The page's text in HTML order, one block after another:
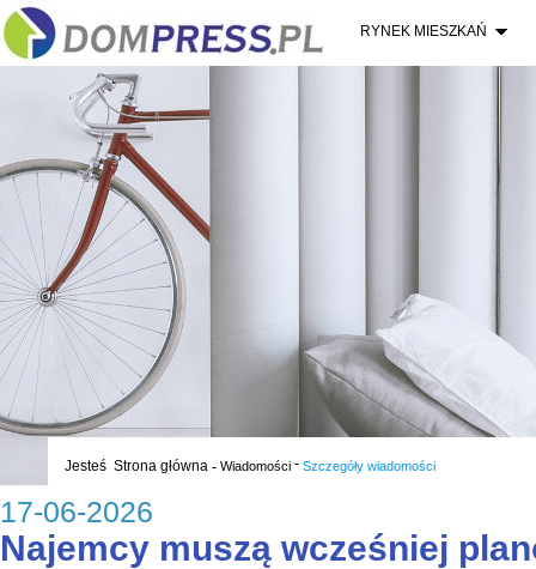
RYNEK MIESZKAŃ
Jesteś Strona główna - Wiadomości - Szczegóły wiadomości
17-06-2026
Najemcy muszą wcześniej